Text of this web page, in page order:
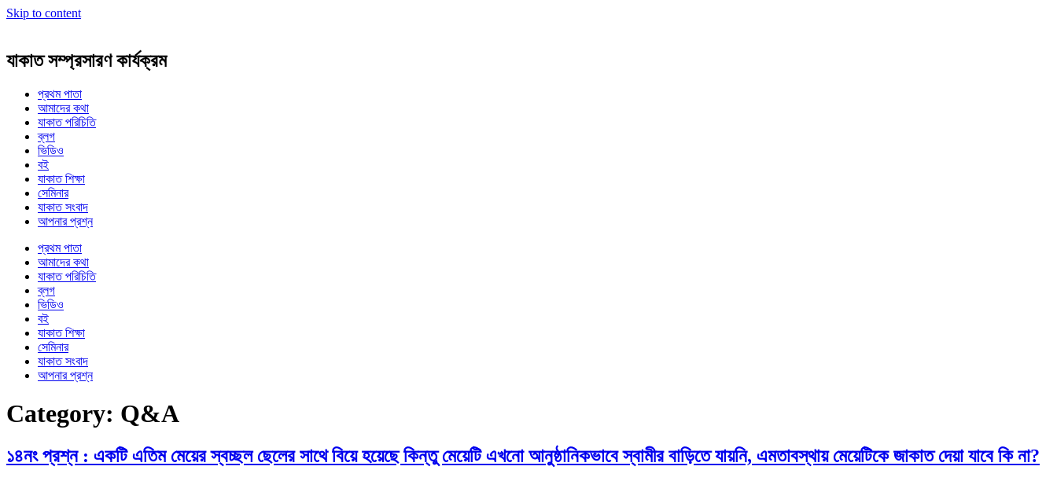
Skip to content
যাকাত সম্প্রসারণ কার্যক্রম
প্রথম পাতা
আমাদের কথা
যাকাত পরিচিতি
ব্লগ
ভিডিও
বই
যাকাত শিক্ষা
সেমিনার
যাকাত সংবাদ
আপনার প্রশ্ন
প্রথম পাতা
আমাদের কথা
যাকাত পরিচিতি
ব্লগ
ভিডিও
বই
যাকাত শিক্ষা
সেমিনার
যাকাত সংবাদ
আপনার প্রশ্ন
Category: Q&A
১৪নং প্রশ্ন : একটি এতিম মেয়ের স্বচ্ছল ছেলের সাথে বিয়ে হয়েছে কিন্তু মেয়েটি এখনো আনুষ্ঠানিকভাবে স্বামীর বাড়িতে যায়নি, এমতাবস্থায় মেয়েটিকে জাকাত দেয়া যাবে কি না?